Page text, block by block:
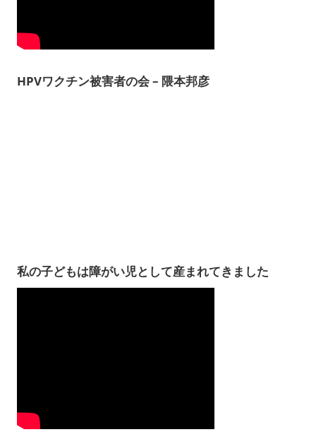
HPVワクチン被害者の会 – 隈本邦彦
私の子どもは障がい児として産まれてきました